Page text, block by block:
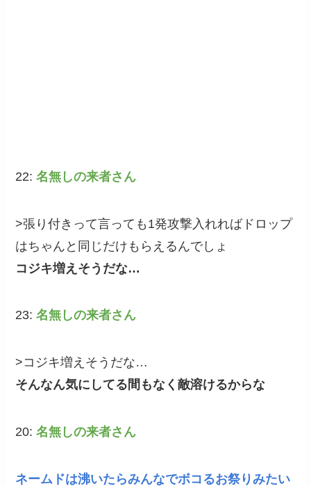
22:名無しの来者さん
>張り付きって言っても1発攻撃入れればドロップ
はちゃんと同じだけもらえるんでしょ
コジキ増えそうだな…
23:名無しの来者さん
>コジキ増えそうだな…
そんなん気にしてる間もなく敵溶けるからな
20:名無しの来者さん
ネームドは沸いたらみんなでボコるお祭りみたい